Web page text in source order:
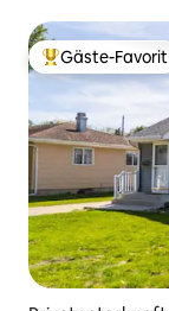
Beliebter Gäste-
Gäste-Favorit